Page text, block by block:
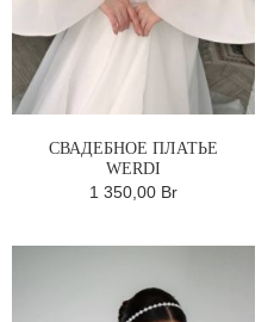
СВАДЕБНОЕ ПЛАТЬЕ
WERDI
1 350,00 Br